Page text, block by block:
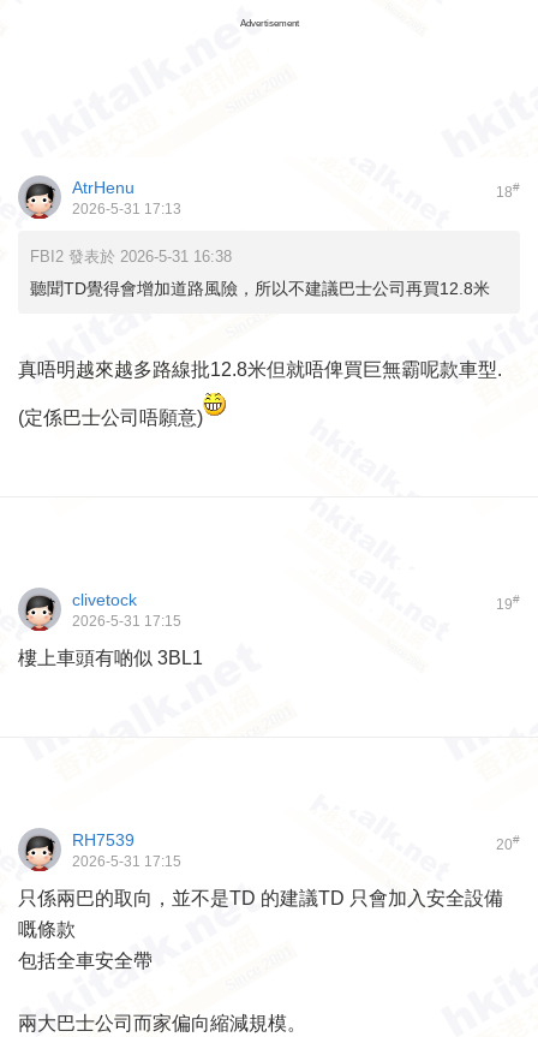
Advertisement
18#
AtrHenu
2026-5-31 17:13
FBI2 發表於 2026-5-31 16:38
聽聞TD覺得會增加道路風險，所以不建議巴士公司再買12.8米
真唔明越來越多路線批12.8米但就唔俾買巨無霸呢款車型.
(定係巴士公司唔願意)
19#
clivetock
2026-5-31 17:15
樓上車頭有啲似 3BL1
20#
RH7539
2026-5-31 17:15
只係兩巴的取向，並不是TD 的建議TD 只會加入安全設備
嘅條款
包括全車安全帶
兩大巴士公司而家偏向縮減規模。